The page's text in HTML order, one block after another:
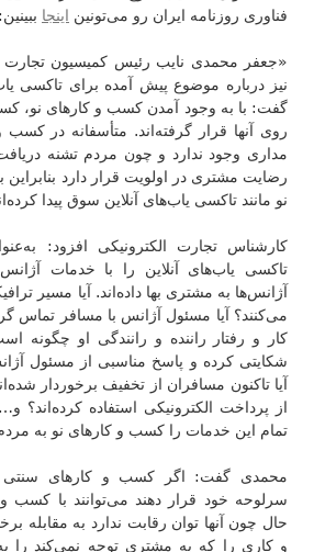
فناوری روزنامه ایران رو می‌تونین اینجا ببینین:
«جعفر محمدی نایب رئیس کمیسیون تجارت
نیز درباره موضوع پیش آمده برای تاکسی
گفت: با به وجود آمدن کسب و کارهای نو،
روی آنها قرار گرفته‌اند. متأسفانه در
مداری وجود ندارد و چون مردم تشنه
رضایت مشتری در اولویت قرار دارد
نو مانند تاکسی یاب‌های آنلاین سوق پیدا
کارشناس تجارت الکترونیکی افزود:
تاکسی یاب‌های آنلاین را با خدمات
آژانس‌ها به مشتری بها داده‌اند. آیا مسیر
می‌کنند؟ آیا مسئول آژانس با مسافر تماس
کار و رفتار راننده و رانندگی او چگونه
شکایتی کرده و پاسخ مناسبی از مسئول
آیا تاکنون مسافران از تخفیف برخوردار
از پرداخت الکترونیکی استفاده
تمام این خدمات را کسب و کارهای نو به
محمدی گفت: اگر کسب و کار‌های سنتی
سرلوحه خود قرار دهند می‌توانند با کسب و
حال چون آنها توان رقابت ندارد به مقابله
و کاری را که به مشتری توجه نمی‌کند را